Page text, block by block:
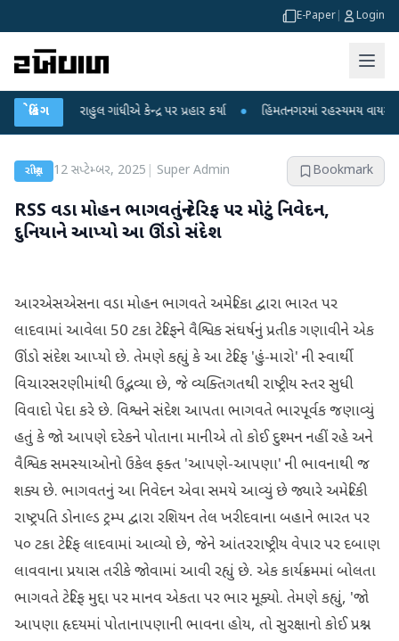
E-Paper Login
બ્રેકિંગ
પર રાહુલ ગાંધીએ કેન્દ્ર પર પ્રહાર કર્યા ● હિંમતનગરમાં રહસ્યમય વાયરસ કે
રાષ્ટ્રીય 12 સપ્ટેમ્બર, 2025 Super Admin Bookmark
RSS વડા મોહન ભાગવતનું ટેરિફ પર મોટું નિવેદન,
દુનિયાને આપ્યો આ ઊંડો સંદેશ
આરએસએસના વડા મોહન ભાગવતે અમેરિકા દ્વારા ભારત પર
લાદવામાં આવેલા 50 ટકા ટેરિફને વૈશ્વિક સંઘર્ષનું પ્રતીક ગણાવીને એક
ઊંડો સંદેશ આપ્યો છે. તેમણે કહ્યું કે આ ટેરિફ 'હું-મારો' ની સ્વાર્થી
વિચારસરણીમાંથી ઉદ્ભવ્યા છે, જે વ્યક્તિગતથી રાષ્ટ્રીય સ્તર સુધી
વિવાદો પેદા કરે છે. વિશ્વને સંદેશ આપતા ભાગવતે ભારપૂર્વક જણાવ્યું
હતું કે જો આપણે દરેકને પોતાના માનીએ તો કોઈ દુશ્મન નહીં રહે અને
વૈશ્વિક સમસ્યાઓનો ઉકેલ ફક્ત 'આપણે-આપણા' ની ભાવનાથી જ
શક્ય છે. ભાગવતનું આ નિવેદન એવા સમયે આવ્યું છે જ્યારે અમેરિકી
રાષ્ટ્રપતિ ડોનાલ્ડ ટ્રમ્પ દ્વારા રશિયન તેલ ખરીદવાના બહાને ભારત પર
૫૦ ટકા ટેરિફ લાદવામાં આવ્યો છે, જેને આંતરરાષ્ટ્રીય વેપાર પર દબાણ
લાવવાના પ્રયાસ તરીકે જોવામાં આવી રહ્યું છે. એક કાર્યક્રમમાં બોલતા
ભાગવતે ટેરિફ મુદ્દા પર માનવ એકતા પર ભાર મૂક્યો. તેમણે કહ્યું, 'જો
આપણા હૃદયમાં પોતાનાપણાની ભાવના હોય, તો સુરક્ષાનો કોઈ પ્રશ્ન